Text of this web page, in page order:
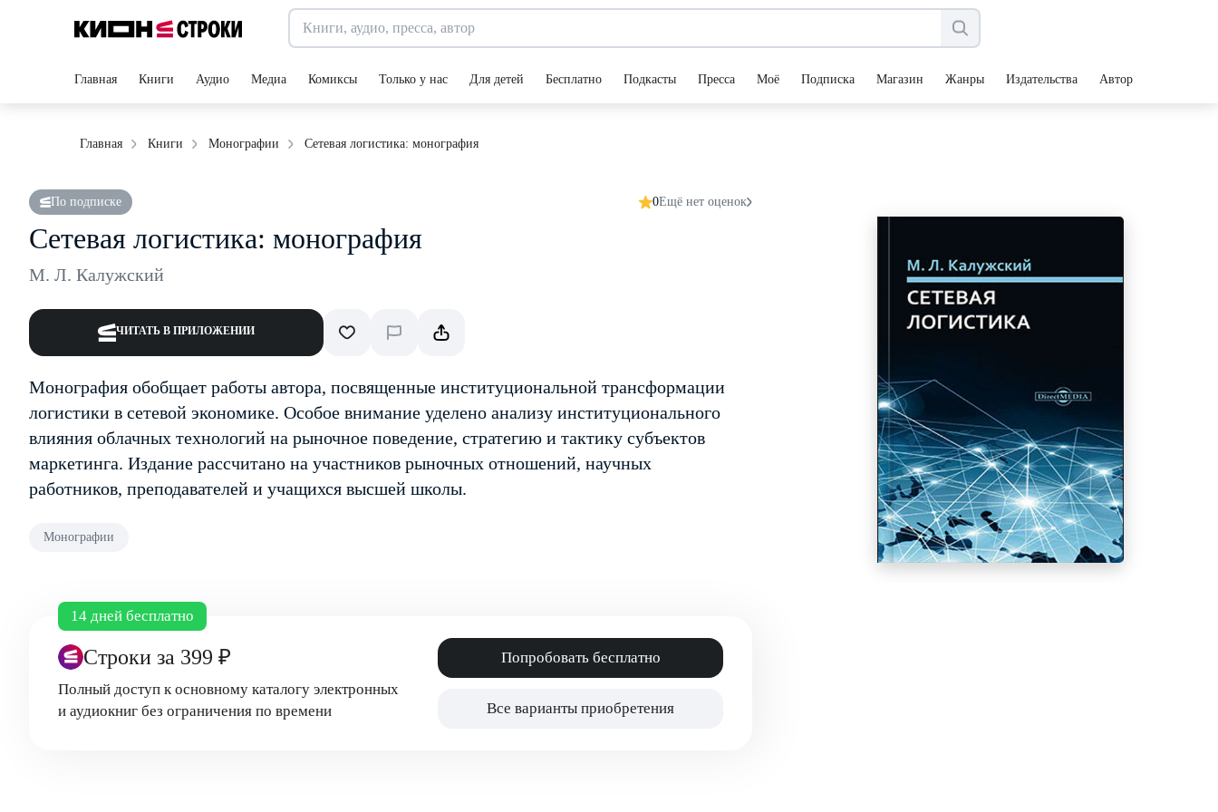
Главная Книги Аудио Медиа Комиксы Только у нас Для детей Бесплатно Подкасты Пресса Моё Подписка Магазин Жанры Издательства Авторы
Главная Книги Монографии Сетевая логистика: монография
По подписке 0Ещё нет оценок
Сетевая логистика: монография
М. Л. Калужский
ЧИТАТЬ В ПРИЛОЖЕНИИ
Монография обобщает работы автора, посвященные институциональной трансформации
логистики в сетевой экономике. Особое внимание уделено анализу институционального
влияния облачных технологий на рыночное поведение, стратегию и тактику субъектов
маркетинга. Издание рассчитано на участников рыночных отношений, научных
работников, преподавателей и учащихся высшей школы.
Монографии
14 дней бесплатно
Строки за 399 ₽
Полный доступ к основному каталогу электронных
и аудиокниг без ограничения по времени
Попробовать бесплатно
Все варианты приобретения